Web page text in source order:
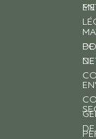
DE
DE
DE